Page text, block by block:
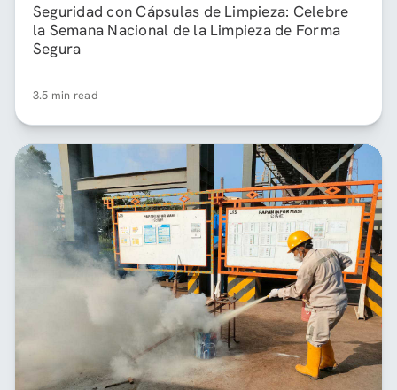
Seguridad con Cápsulas de Limpieza: Celebre
la Semana Nacional de la Limpieza de Forma
Segura
3.5 min read